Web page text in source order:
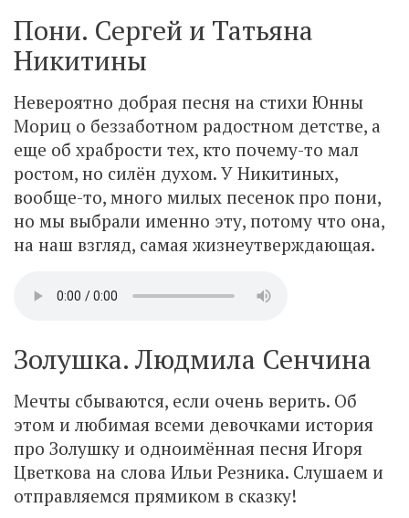
Пони. Сергей и Татьяна
Никитины
Невероятно добрая песня на стихи Юнны
Мориц о беззаботном радостном детстве, а
еще об храбрости тех, кто почему-то мал
ростом, но силён духом. У Никитиных,
вообще-то, много милых песенок про пони,
но мы выбрали именно эту, потому что она,
на наш взгляд, самая жизнеутверждающая.
Золушка. Людмила Сенчина
Мечты сбываются, если очень верить. Об
этом и любимая всеми девочками история
про Золушку и одноимённая песня Игоря
Цветкова на слова Ильи Резника. Слушаем и
отправляемся прямиком в сказку!